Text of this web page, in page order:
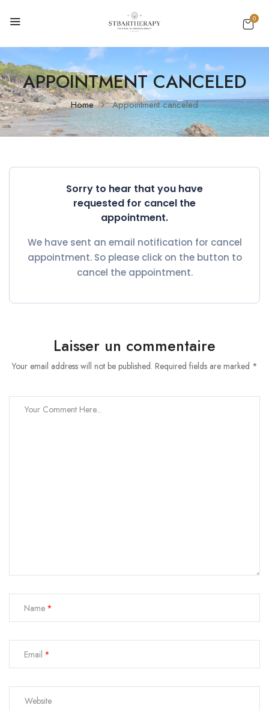
0
APPOINTMENT CANCELED
Home Appointment canceled
Sorry to hear that you have
requested for cancel the
appointment.
We have sent an email notification for cancel
appointment. So please click on the button to
cancel the appointment.
Laisser un commentaire
Your email address will not be published. Required fields are marked *
Name
Email